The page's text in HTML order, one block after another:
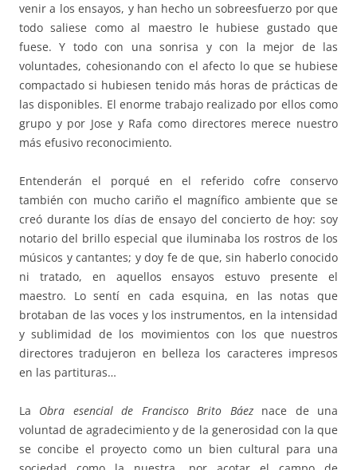
venir a los ensayos, y han hecho un sobreesfuerzo por que
todo saliese como al maestro le hubiese gustado que
fuese. Y todo con una sonrisa y con la mejor de las
voluntades, cohesionando con el afecto lo que se hubiese
compactado si hubiesen tenido más horas de prácticas de
las disponibles. El enorme trabajo realizado por ellos como
grupo y por Jose y Rafa como directores merece nuestro
más efusivo reconocimiento.
Entenderán el porqué en el referido cofre conservo
también con mucho cariño el magnífico ambiente que se
creó durante los días de ensayo del concierto de hoy: soy
notario del brillo especial que iluminaba los rostros de los
músicos y cantantes; y doy fe de que, sin haberlo conocido
ni tratado, en aquellos ensayos estuvo presente el
maestro. Lo sentí en cada esquina, en las notas que
brotaban de las voces y los instrumentos, en la intensidad
y sublimidad de los movimientos con los que nuestros
directores tradujeron en belleza los caracteres impresos
en las partituras…
La Obra esencial de Francisco Brito Báeznace de una
voluntad de agradecimiento y de la generosidad con la que
se concibe el proyecto como un bien cultural para una